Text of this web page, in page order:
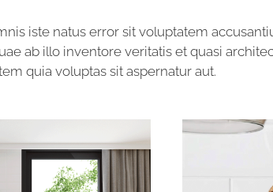
iste natus error sit voluptatem
ab illo inventore veritatis et quasi
quia voluptas sit aspernatur aut.